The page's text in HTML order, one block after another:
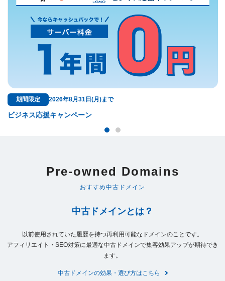
期間限定 2026年8月31日(月)まで
ビジネス応援キャンペーン
Pre-owned Domains
おすすめ中古ドメイン
中古ドメインとは？
以前使用されていた履歴を持つ再利用可能なドメインのことです。
アフィリエイト・SEO対策に最適な中古ドメインで集客効果アップが期待でき
ます。
中古ドメインの効果・選び方はこちら